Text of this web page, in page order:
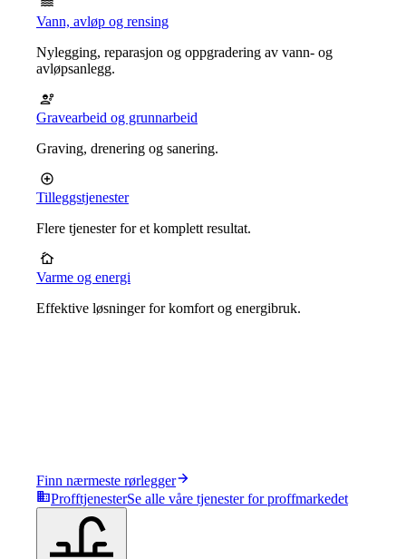
Vann, avløp og rensing
Nylegging, reparasjon og oppgradering av vann- og
avløpsanlegg.
Gravearbeid og grunnarbeid
Graving, drenering og sanering.
Tilleggstjenester
Flere tjenester for et komplett resultat.
Varme og energi
Effektive løsninger for komfort og energibruk.
Finn nærmeste rørlegger
ProfftjenesterSe alle våre tjenester for proffmarkedet